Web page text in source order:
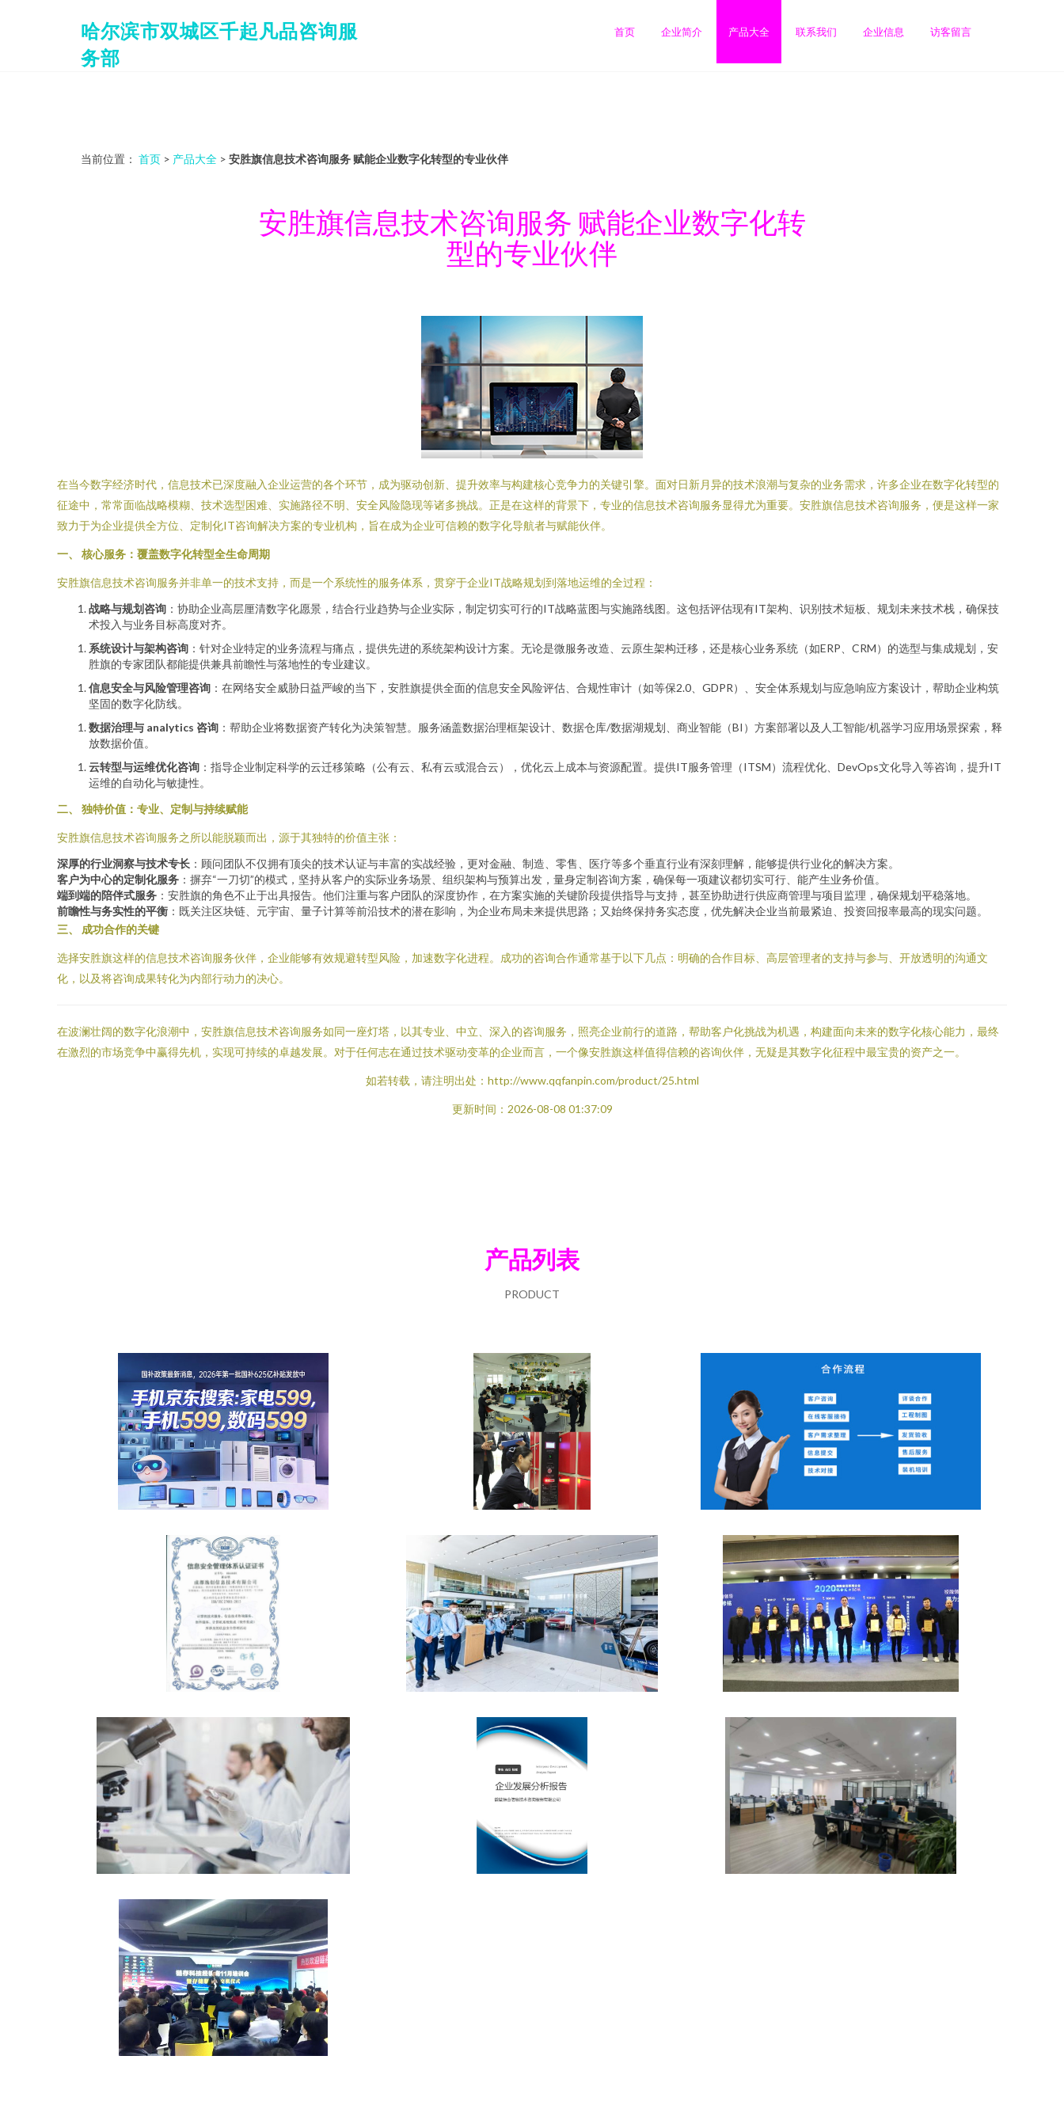
哈尔滨市双城区千起凡品咨询服
务部
首页 企业简介 产品大全 联系我们 企业信息 访客留言
当前位置： 首页 > 产品大全 > 安胜旗信息技术咨询服务 赋能企业数字化转型的专业伙伴
安胜旗信息技术咨询服务 赋能企业数字化转
型的专业伙伴
在当今数字经济时代，信息技术已深度融入企业运营的各个环节，成为驱动创新、提升效率与构建核心竞争力的关键引擎。面对日新月异的技术浪潮与复杂的业务需求，许多企业在数字化转型的
征途中，常常面临战略模糊、技术选型困难、实施路径不明、安全风险隐现等诸多挑战。正是在这样的背景下，专业的信息技术咨询服务显得尤为重要。安胜旗信息技术咨询服务，便是这样一家
致力于为企业提供全方位、定制化IT咨询解决方案的专业机构，旨在成为企业可信赖的数字化导航者与赋能伙伴。
一、 核心服务：覆盖数字化转型全生命周期
安胜旗信息技术咨询服务并非单一的技术支持，而是一个系统性的服务体系，贯穿于企业IT战略规划到落地运维的全过程：
战略与规划咨询 ：协助企业高层厘清数字化愿景，结合行业趋势与企业实际，制定切实可行的IT战略蓝图与实施路线图。这包括评估现有IT架构、识别技术短板、规划未来技术栈，确保技
术投入与业务目标高度对齐。
系统设计与架构咨询 ：针对企业特定的业务流程与痛点，提供先进的系统架构设计方案。无论是微服务改造、云原生架构迁移，还是核心业务系统（如ERP、CRM）的选型与集成规划，安
胜旗的专家团队都能提供兼具前瞻性与落地性的专业建议。
信息安全与风险管理咨询 ：在网络安全威胁日益严峻的当下，安胜旗提供全面的信息安全风险评估、合规性审计（如等保2.0、GDPR）、安全体系规划与应急响应方案设计，帮助企业构筑
坚固的数字化防线。
数据治理与 analytics 咨询 ：帮助企业将数据资产转化为决策智慧。服务涵盖数据治理框架设计、数据仓库/数据湖规划、商业智能（BI）方案部署以及人工智能/机器学习应用场景探索，释
放数据价值。
云转型与运维优化咨询 ：指导企业制定科学的云迁移策略（公有云、私有云或混合云），优化云上成本与资源配置。提供IT服务管理（ITSM）流程优化、DevOps文化导入等咨询，提升IT
运维的自动化与敏捷性。
二、 独特价值：专业、定制与持续赋能
安胜旗信息技术咨询服务之所以能脱颖而出，源于其独特的价值主张：
深厚的行业洞察与技术专长 ：顾问团队不仅拥有顶尖的技术认证与丰富的实战经验，更对金融、制造、零售、医疗等多个垂直行业有深刻理解，能够提供行业化的解决方案。
客户为中心的定制化服务 ：摒弃“一刀切”的模式，坚持从客户的实际业务场景、组织架构与预算出发，量身定制咨询方案，确保每一项建议都切实可行、能产生业务价值。
端到端的陪伴式服务 ：安胜旗的角色不止于出具报告。他们注重与客户团队的深度协作，在方案实施的关键阶段提供指导与支持，甚至协助进行供应商管理与项目监理，确保规划平稳落地。
前瞻性与务实性的平衡 ：既关注区块链、元宇宙、量子计算等前沿技术的潜在影响，为企业布局未来提供思路；又始终保持务实态度，优先解决企业当前最紧迫、投资回报率最高的现实问题。
三、 成功合作的关键
选择安胜旗这样的信息技术咨询服务伙伴，企业能够有效规避转型风险，加速数字化进程。成功的咨询合作通常基于以下几点：明确的合作目标、高层管理者的支持与参与、开放透明的沟通文
化，以及将咨询成果转化为内部行动力的决心。
在波澜壮阔的数字化浪潮中，安胜旗信息技术咨询服务如同一座灯塔，以其专业、中立、深入的咨询服务，照亮企业前行的道路，帮助客户化挑战为机遇，构建面向未来的数字化核心能力，最终
在激烈的市场竞争中赢得先机，实现可持续的卓越发展。对于任何志在通过技术驱动变革的企业而言，一个像安胜旗这样值得信赖的咨询伙伴，无疑是其数字化征程中最宝贵的资产之一。
如若转载，请注明出处：http://www.qqfanpin.com/product/25.html
更新时间：2026-08-08 01:37:09
产品列表
PRODUCT